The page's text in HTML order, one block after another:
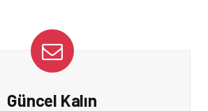
Güncel Kalın